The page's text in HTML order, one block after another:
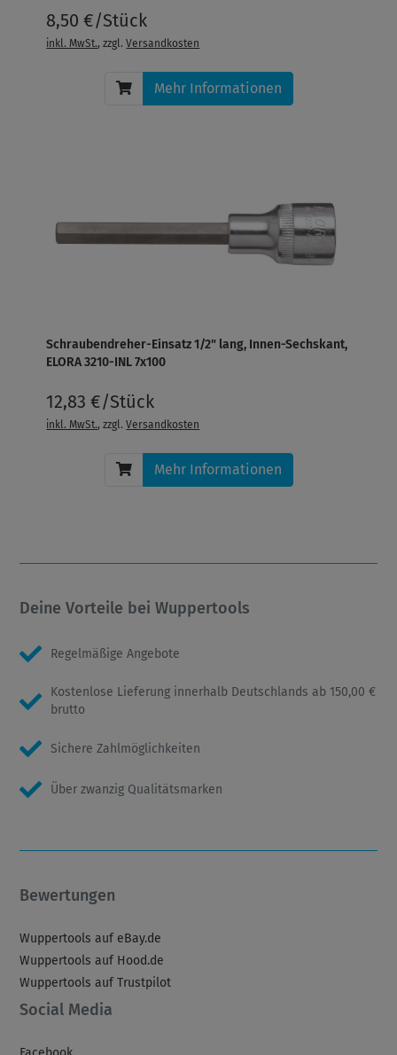
8,50 €/Stück
inkl. MwSt., zzgl.Versandkosten
Mehr Informationen
Schraubendreher-Einsatz 1/2" lang, Innen-Sechskant,
ELORA 3210-INL 7x100
12,83 €/Stück
inkl. MwSt., zzgl.Versandkosten
Mehr Informationen
Deine Vorteile bei Wuppertools
Regelmäßige Angebote
Kostenlose Lieferung innerhalb Deutschlands ab 150,00 €
brutto
Sichere Zahlmöglichkeiten
Über zwanzig Qualitätsmarken
Bewertungen
Wuppertools auf eBay.de
Wuppertools auf Hood.de
Wuppertools auf Trustpilot
Social Media